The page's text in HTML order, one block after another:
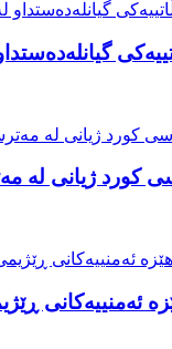
کورد ژیانی لە